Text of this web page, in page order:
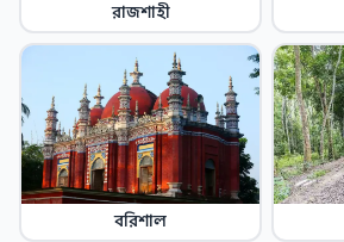
রাজশাহী
বরিশাল